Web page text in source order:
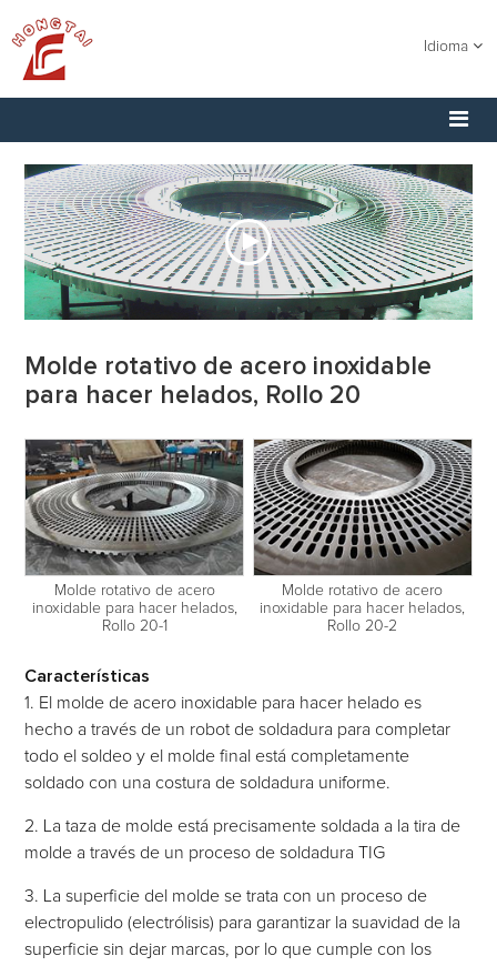
Idioma
Molde rotativo de acero inoxidable
para hacer helados, Rollo 20
Molde rotativo de acero
inoxidable para hacer helados,
Rollo 20-1
Molde rotativo de acero
inoxidable para hacer helados,
Rollo 20-2
Características
1. El molde de acero inoxidable para hacer helado es
hecho a través de un robot de soldadura para completar
todo el soldeo y el molde final está completamente
soldado con una costura de soldadura uniforme.
2. La taza de molde está precisamente soldada a la tira de
molde a través de un proceso de soldadura TIG
3. La superficie del molde se trata con un proceso de
electropulido (electrólisis) para garantizar la suavidad de la
superficie sin dejar marcas, por lo que cumple con los